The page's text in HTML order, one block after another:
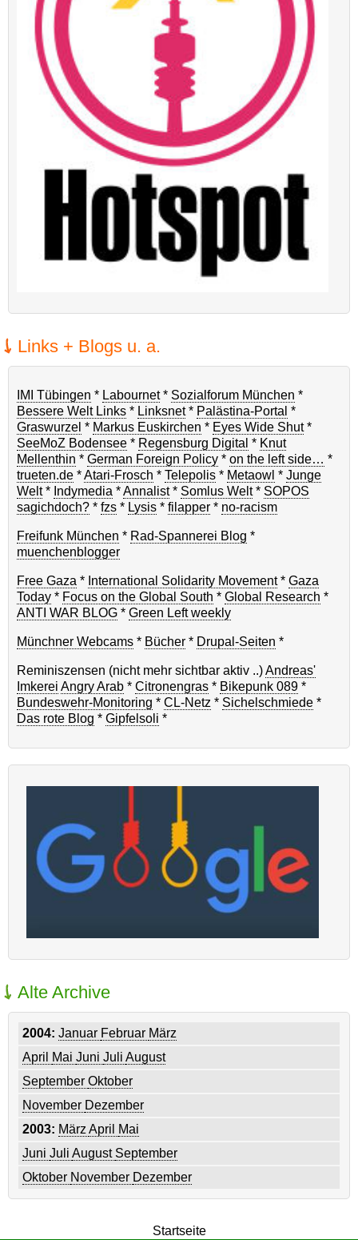
Links + Blogs u. a.
IMI Tübingen * Labournet* Sozialforum München *
Bessere Welt Links * Linksnet* Palästina-Portal *
Graswurzel * Markus Euskirchen * Eyes Wide Shut*
SeeMoZ Bodensee * Regensburg Digital * Knut
Mellenthin * German Foreign Policy * on the left side… *
trueten.de *Atari-Frosch * Telepolis * Metaowl * Junge
Welt* Indymedia *Annalist* Somlus Welt* SOPOS
sagichdoch? * fzs * Lysis * filapper * no-racism
Freifunk München * Rad-Spannerei Blog *
muenchenblogger
Free Gaza * International Solidarity Movement* Gaza
Today * Focus on the Global South * Global Research *
ANTI WAR BLOG * Green Left weekly
Münchner Webcams * Bücher * Drupal-Seiten *
Reminiszensen (nicht mehr sichtbar aktiv ..)Andreas'
Imkerei Angry Arab * Citronengras * Bikepunk 089 *
Bundeswehr-Monitoring * CL-Netz * Sichelschmiede *
Das rote Blog * Gipfelsoli *
Alte Archive
2004: Januar Februar März
April
Mai Juni Juli August
September Oktober
November Dezember
2003: MärzApril
Mai
Juni Juli August September
Oktober November Dezember
Startseite